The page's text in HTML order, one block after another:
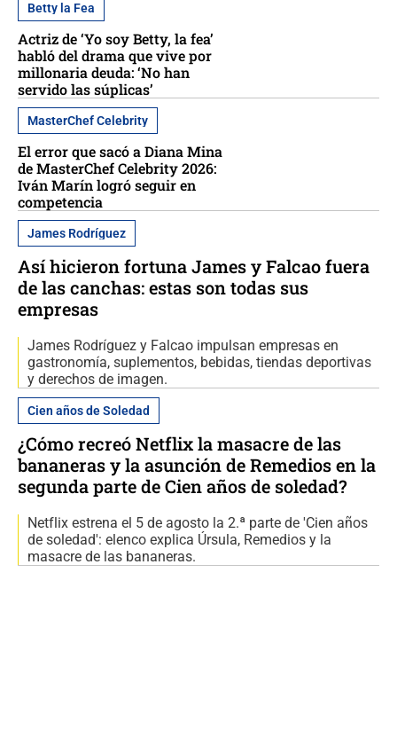
Betty la Fea
Actriz de ‘Yo soy Betty, la fea’
habló del drama que vive por
millonaria deuda: ‘No han
servido las súplicas’
MasterChef Celebrity
El error que sacó a Diana Mina
de MasterChef Celebrity 2026:
Iván Marín logró seguir en
competencia
James Rodríguez
Así hicieron fortuna James y Falcao fuera
de las canchas: estas son todas sus
empresas
James Rodríguez y Falcao impulsan empresas en
gastronomía, suplementos, bebidas, tiendas deportivas
y derechos de imagen.
Cien años de Soledad
¿Cómo recreó Netflix la masacre de las
bananeras y la asunción de Remedios en la
segunda parte de Cien años de soledad?
Netflix estrena el 5 de agosto la 2.ª parte de 'Cien años
de soledad': elenco explica Úrsula, Remedios y la
masacre de las bananeras.